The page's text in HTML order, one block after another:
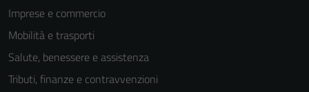
Imprese e commercio
Mobilità e trasporti
Salute, benessere e assistenza
Tributi, finanze e contravvenzioni